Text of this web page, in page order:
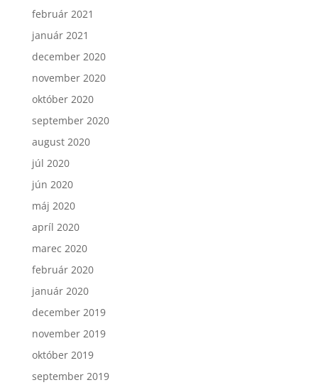
február 2021
január 2021
december 2020
november 2020
október 2020
september 2020
august 2020
júl 2020
jún 2020
máj 2020
apríl 2020
marec 2020
február 2020
január 2020
december 2019
november 2019
október 2019
september 2019